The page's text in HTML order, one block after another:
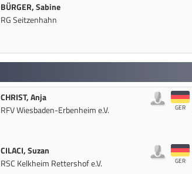
BÜRGER, Sabine
RG Seitzenhahn
CHRIST, Anja
RFV Wiesbaden-Erbenheim e.V.
GER
CILACI, Suzan
RSC Kelkheim Rettershof e.V.
GER